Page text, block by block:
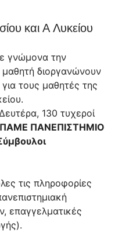
και Α Λυκείου
γνώμονα την
διοργανώνουν
τους μαθητές της
130 τυχεροί
ΠΑΜΕ ΠΑΝΕΠΙΣΤΗΜΙΟ
τις πληροφορίες
επαγγελματικές